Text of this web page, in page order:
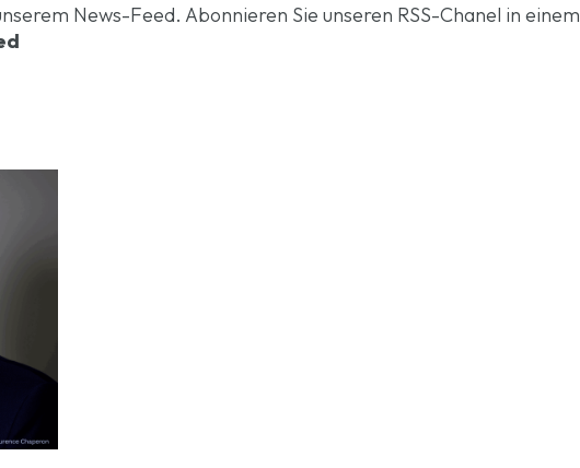
News-Feed. Abonnieren Sie unseren RSS-Chanel in einem